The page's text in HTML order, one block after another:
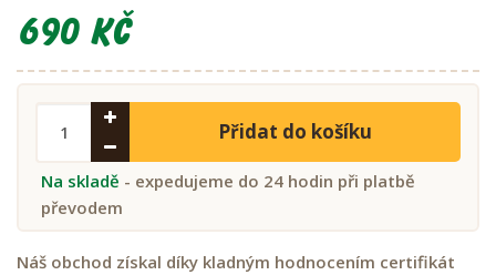
690 Kč
Přidat do košíku
Na skladě - expedujeme do 24 hodin při platbě
převodem
Náš obchod získal díky kladným hodnocením certifikát